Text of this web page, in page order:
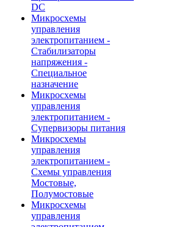
DC
Микросхемы
управления
электропитанием -
Стабилизаторы
напряжения -
Специальное
назначение
Микросхемы
управления
электропитанием -
Супервизоры питания
Микросхемы
управления
электропитанием -
Схемы управления
Мостовые,
Полумостовые
Микросхемы
управления